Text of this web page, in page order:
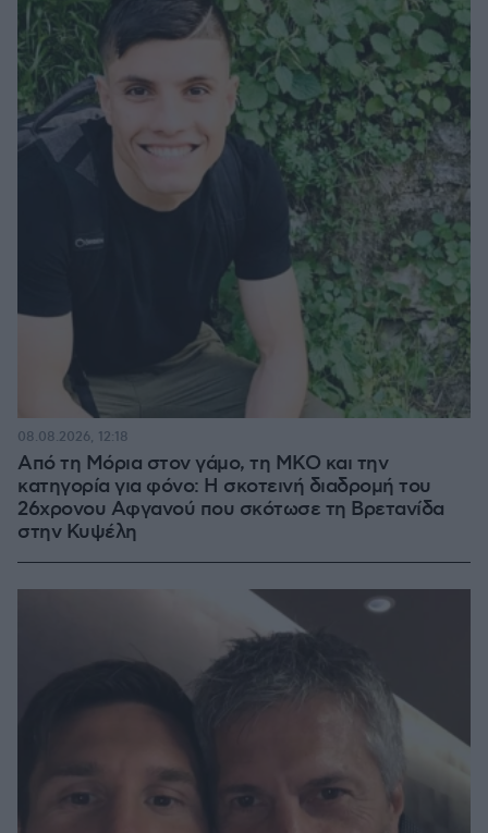
Από τη Μόρια στον γάμο, τη ΜΚΟ και την
κατηγορία για φόνο: Η σκοτεινή διαδρομή του
26χρονου Αφγανού που σκότωσε τη Βρετανίδα
στην Κυψέλη
08.08.2026, 12:18